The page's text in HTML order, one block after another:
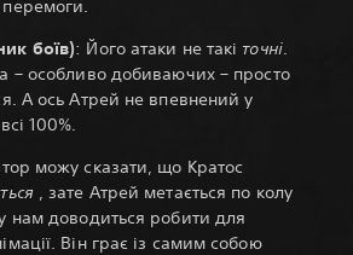
боїв): Його атаки не такі точні.
– особливо добиваючих – просто
А ось Атрей не впевнений у
100%.
можу сказати, що Кратос
, зате Атрей метається по колу
нам доводиться робити для
Він грає із самим собою